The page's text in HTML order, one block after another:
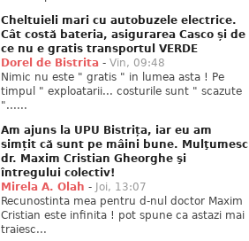
Cheltuieli mari cu autobuzele electrice.
Cât costă bateria, asigurarea Casco și de
ce nu e gratis transportul VERDE
Dorel de Bistrita - Vin, 09:48
Nimic nu este " gratis " in lumea asta ! Pe
timpul " exploatarii... costurile sunt " scazute
"......
Am ajuns la UPU Bistrița, iar eu am
simțit că sunt pe mâini bune. Mulţumesc
dr. Maxim Cristian Gheorghe şi
întregului colectiv!
Mirela A. Olah - Joi, 13:07
Recunostinta mea pentru d-nul doctor Maxim
Cristian este infinita ! pot spune ca astazi mai
traiesc...